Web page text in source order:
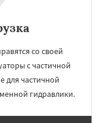
со своей
с частичной
для частичной
гидравлики.